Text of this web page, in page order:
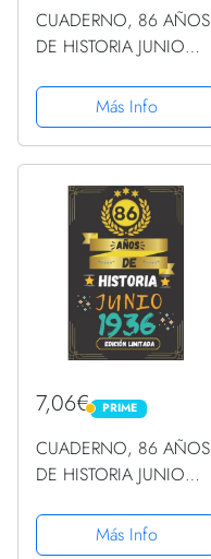
CUADERNO, 86 AÑOS
DE HISTORIA JUNIO
LIMITADA: Regalo de 86
cumpleaños para
mujeres y hombres,
cumpleaños... un
cumpleaños... ......
Más Info
7,06€ PRIME
PRIME
CUADERNO, 86 AÑOS
DE HISTORIA JUNIO
LIMITADA: Regalo de 86
cumpleaños para
Más Info